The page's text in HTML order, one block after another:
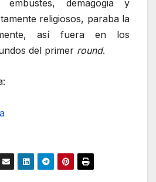
demagogia y
religiosos, paraba la
así fuera en los
del primer round.